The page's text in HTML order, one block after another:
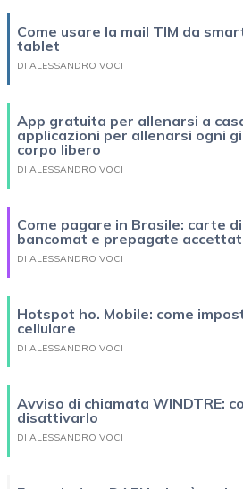
Come usare la mail TIM da
tablet
DI ALESSANDRO VOCI
App gratuita per allenarsi a
applicazioni per allenarsi ogni
corpo libero
DI ALESSANDRO VOCI
Come pagare in Brasile: carte
bancomat e prepagate
DI ALESSANDRO VOCI
Hotspot ho. Mobile: come
cellulare
DI ALESSANDRO VOCI
Avviso di chiamata WINDTRE:
disattivarlo
DI ALESSANDRO VOCI